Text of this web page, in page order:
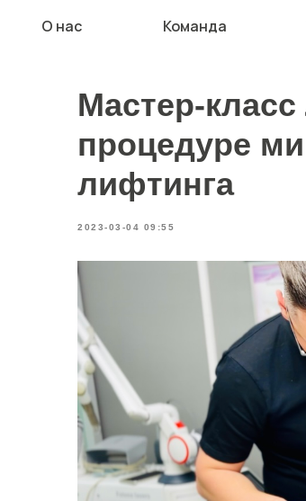
О нас Команда
Мастер-
процедуре
лифтинга
2023-03-04 09:55